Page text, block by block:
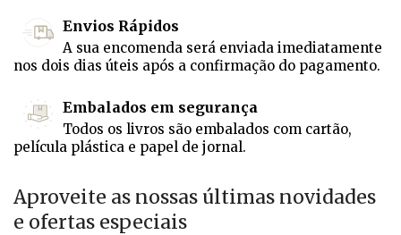
Envios Rápidos
A sua encomenda será enviada imediatamente
nos dois dias úteis após a confirmação do pagamento.
Embalados em segurança
Todos os livros são embalados com cartão,
película plástica e papel de jornal.
Aproveite as nossas últimas novidades
e ofertas especiais